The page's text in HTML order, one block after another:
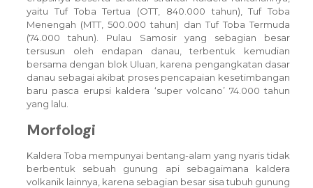
yaitu Tuf Toba Tertua (OTT, 840.000 tahun), Tuf Toba
Menengah (MTT, 500.000 tahun) dan Tuf Toba Termuda
(74.000 tahun). Pulau Samosir yang sebagian besar
tersusun oleh endapan danau, terbentuk kemudian
bersama dengan blok Uluan, karena pengangkatan dasar
danau sebagai akibat proses pencapaian kesetimbangan
baru pasca erupsi kaldera ‘super volcano’ 74.000 tahun
yang lalu.
Morfologi
Kaldera Toba mempunyai bentang-alam yang nyaris tidak
berbentuk sebuah gunung api sebagaimana kaldera
volkanik lainnya, karena sebagian besar sisa tubuh gunung